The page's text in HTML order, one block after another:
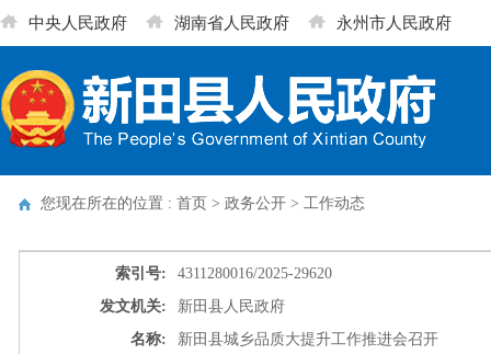
中央人民政府 湖南省人民政府 永州市人民政府
您现在所在的位置 : 首页 > 政务公开 > 工作动态
索引号:
4311280016/2025-29620
发文机关:
新田县人民政府
名称:
新田县城乡品质大提升工作推进会召开